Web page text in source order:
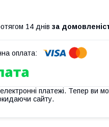
14 днів за
платежі. Тепер ви
сайту.